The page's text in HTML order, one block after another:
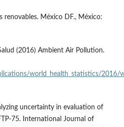
renovables. México DF., México:
(2016) Ambient Air Pollution.
world_health_statistics/2016/
uncertainty in evaluation of
75. International Journal of